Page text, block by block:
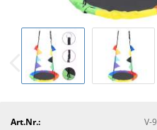
Art.Nr.:
V-